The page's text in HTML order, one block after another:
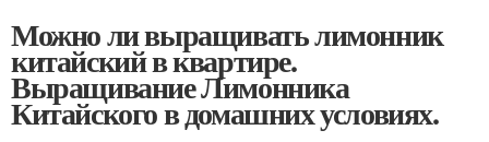
Можно ли выращивать лимонник
китайский в квартире.
Выращивание Лимонника
Китайского в домашних условиях.